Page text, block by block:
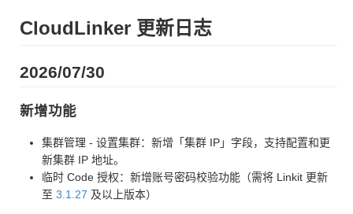
CloudLinker 更新日志
2026/07/30
新增功能
集群管理 - 设置集群：新增「集群 IP」字段，支持配置和更
新集群 IP 地址。
临时 Code 授权：新增账号密码校验功能（需将 Linkit 更新
至 3.1.27 及以上版本）